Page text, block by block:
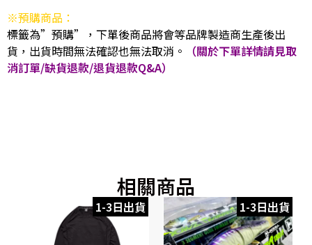
※預購商品：
標籤為”預購”，下單後商品將會等品牌製造商生產後出
貨，出貨時間無法確認也無法取消。
（關於下單詳情請見取
消訂單/缺貨退款/退貨退款Q&A）
相關商品
1-3日出貨 1-3日出貨